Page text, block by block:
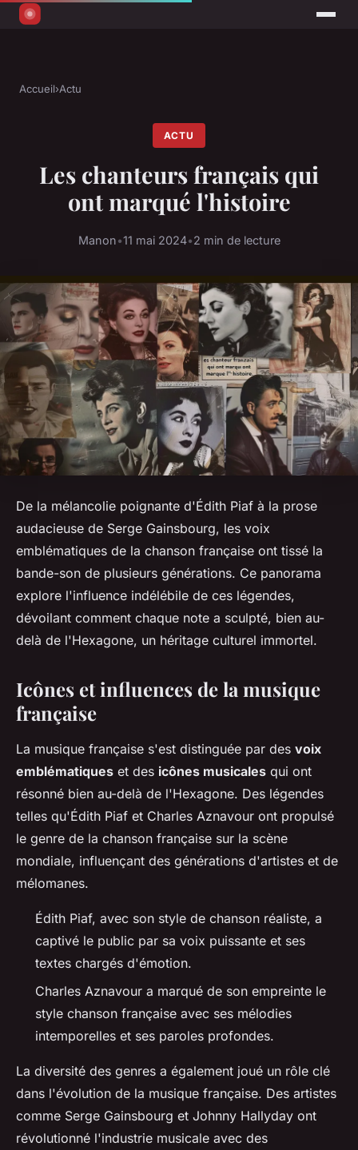
Accueil›Actu
ACTU
Les chanteurs français qui
ont marqué l'histoire
Manon•11 mai 2024•2 min de lecture
De la mélancolie poignante d'Édith Piaf à la prose
audacieuse de Serge Gainsbourg, les voix
emblématiques de la chanson française ont tissé la
bande-son de plusieurs générations. Ce panorama
explore l'influence indélébile de ces légendes,
dévoilant comment chaque note a sculpté, bien au-
delà de l'Hexagone, un héritage culturel immortel.
Icônes et influences de la musique
française
La musique française s'est distinguée par des voix
emblématiques et des icônes musicales qui ont
résonné bien au-delà de l'Hexagone. Des légendes
telles qu'Édith Piaf et Charles Aznavour ont propulsé
le genre de la chanson française sur la scène
mondiale, influençant des générations d'artistes et de
mélomanes.
Édith Piaf, avec son style de chanson réaliste, a
captivé le public par sa voix puissante et ses
textes chargés d'émotion.
Charles Aznavour a marqué de son empreinte le
style chanson française avec ses mélodies
intemporelles et ses paroles profondes.
La diversité des genres a également joué un rôle clé
dans l'évolution de la musique française. Des artistes
comme Serge Gainsbourg et Johnny Hallyday ont
révolutionné l'industrie musicale avec des